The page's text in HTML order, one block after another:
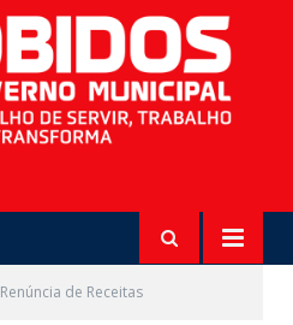
Renúncia de Receitas